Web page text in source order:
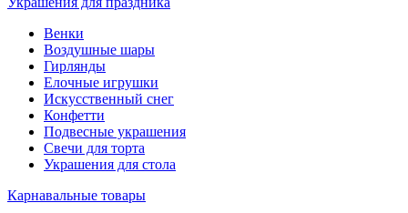
Венки
Воздушные шары
Гирлянды
Елочные игрушки
Искусственный снег
Конфетти
Подвесные украшения
Свечи для торта
Украшения для стола
Карнавальные товары